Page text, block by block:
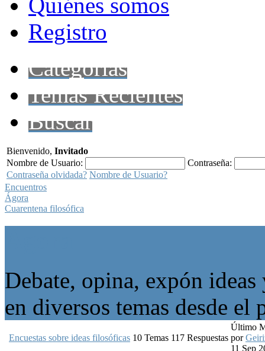
Registro
Categorías
Temas Recientes
Buscar
Bienvenido, Invitado
Nombre de Usuario:
Contraseña:
Contraseña olvidada? Nombre de Usuario?
Encuentros
Ágora
Cuarentena filosófica
Debate, opina, expón
en diversos temas desde
Encuestas sobre ideas filosóficas 10 Temas 117 Respuestas
Último
por
11 Sep